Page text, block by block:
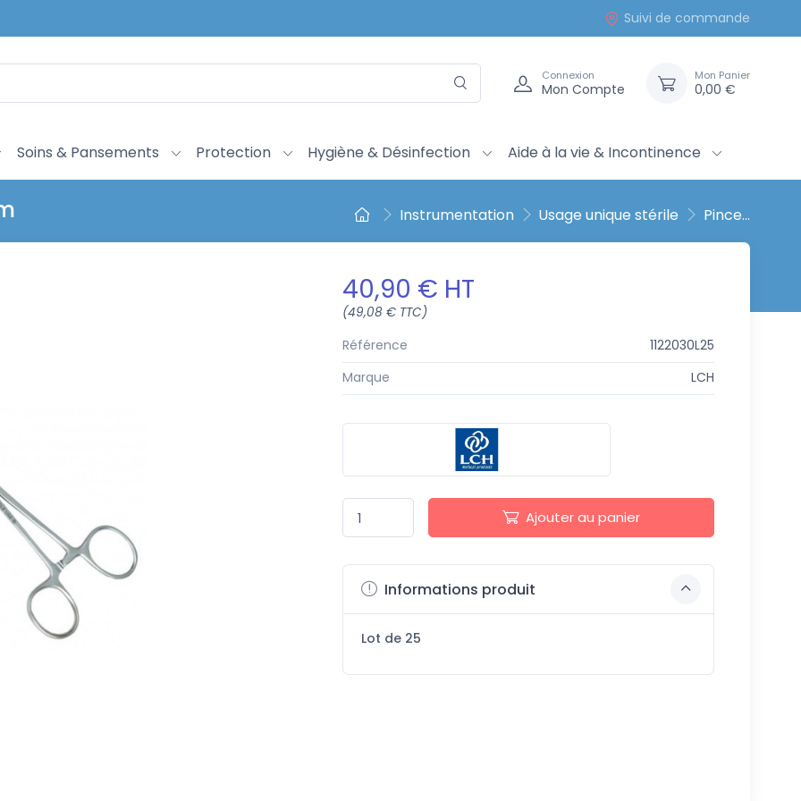
Suivi de commande
Connexion
Mon Compte
Mon Panier
0,00 €
Soins & Pansements Protection Hygiène & Désinfection Aide à la vie & Incontinence
Instrumentation Usage unique stérile Pince...
40,90 € HT
(49,08 € TTC)
Référence
1122030L25
Marque
LCH
Ajouter au panier
Informations produit
Lot de 25